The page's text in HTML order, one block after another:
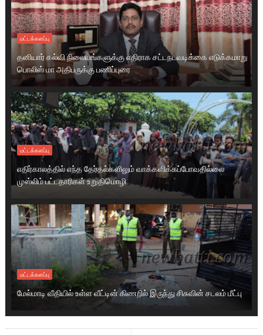
மட்டக்களப்பு
தனியார் கல்வி நிலையங்களுக்கு எதிராக சட்டநடவடிக்கை எடுக்கமாறு
பொலிஸ் மா அதிபருக்கு பணிப்புரை
மட்டக்களப்பு
எதிர்காலத்தில் எந்த தேர்தல்களிலும் வாக்களிக்கப்போவதில்லை
முஸ்லிம் பட்டதாரிகள் உறுதிமொழி
மட்டக்களப்பு
மேல்மாடி வீதியில் உள்ள வீட்டின் கிணறில் இருந்து சிசுவின் சடலம் மீட்பு